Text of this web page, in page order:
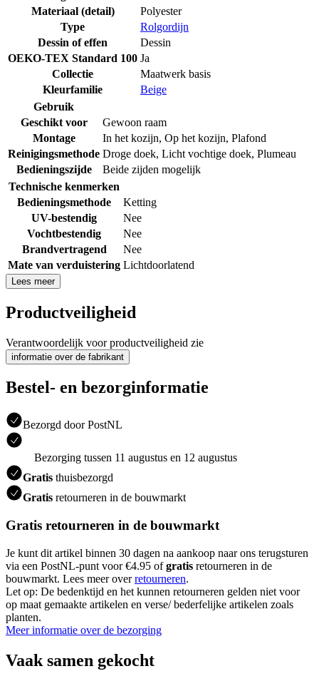
Materiaal (detail)
Polyester
Type
Rolgordijn
Dessin of effen
Dessin
OEKO-TEX Standard 100 Ja
Collectie
Maatwerk basis
Kleurfamilie
Beige
Gebruik
Geschikt voor
Gewoon raam
Montage
In het kozijn, Op het kozijn, Plafond
Reinigingsmethode Droge doek, Licht vochtige doek, Plumeau
Bedieningszijde
Beide zijden mogelijk
Technische kenmerken
Bedieningsmethode
Ketting
UV-bestendig
Nee
Vochtbestendig
Nee
Brandvertragend
Nee
Mate van verduistering Lichtdoorlatend
Lees meer
Productveiligheid
Verantwoordelijk voor productveiligheid zie
informatie over de fabrikant
Bestel- en bezorginformatie
Bezorgd door PostNL
Bezorging tussen 11 augustus en 12 augustus
Gratis thuisbezorgd
Gratis retourneren in de bouwmarkt
Gratis retourneren in de bouwmarkt
Je kunt dit artikel binnen 30 dagen na aankoop naar ons terugsturen
via een PostNL-punt voor €4.95 ofgratis retourneren in de
bouwmarkt. Lees meer overretourneren.
Let op: De bedenktijd en het kunnen retourneren gelden niet voor
op maat gemaakte artikelen en verse/ bederfelijke artikelen zoals
planten.
Meer informatie over de bezorging
Vaak samen gekocht